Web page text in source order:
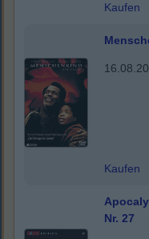
Kaufen
Kaufen
Nr. 27